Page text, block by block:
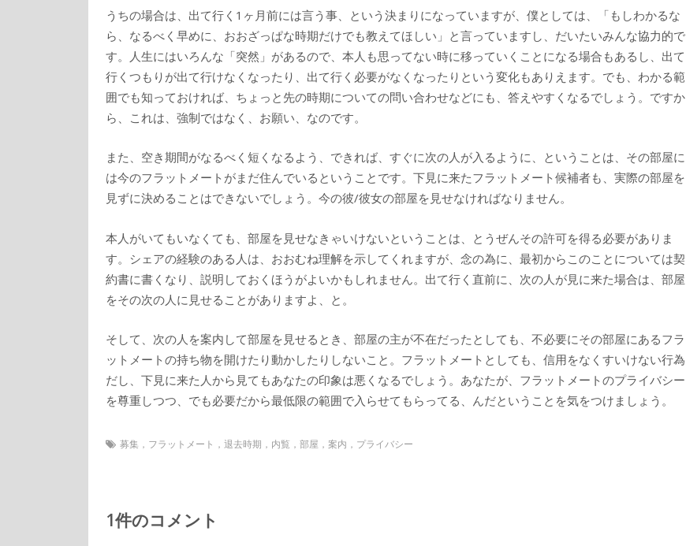
うちの場合は、出て行く1ヶ月前には言う事、という決まりになっていますが、僕としては、「もしわかるな
ら、なるべく早めに、おおざっぱな時期だけでも教えてほしい」と言っていますし、だいたいみんな協力的で
す。人生にはいろんな「突然」があるので、本人も思ってない時に移っていくことになる場合もあるし、出て
行くつもりが出て行けなくなったり、出て行く必要がなくなったりという変化もありえます。でも、わかる範
囲でも知っておければ、ちょっと先の時期についての問い合わせなどにも、答えやすくなるでしょう。ですか
ら、これは、強制ではなく、お願い、なのです。
また、空き期間がなるべく短くなるよう、できれば、すぐに次の人が入るように、ということは、その部屋に
は今のフラットメートがまだ住んでいるということです。下見に来たフラットメート候補者も、実際の部屋を
見ずに決めることはできないでしょう。今の彼/彼女の部屋を見せなければなりません。
本人がいてもいなくても、部屋を見せなきゃいけないということは、とうぜんその許可を得る必要がありま
す。シェアの経験のある人は、おおむね理解を示してくれますが、念の為に、最初からこのことについては契
約書に書くなり、説明しておくほうがよいかもしれません。出て行く直前に、次の人が見に来た場合は、部屋
をその次の人に見せることがありますよ、と。
そして、次の人を案内して部屋を見せるとき、部屋の主が不在だったとしても、不必要にその部屋にあるフラ
ットメートの持ち物を開けたり動かしたりしないこと。フラットメートとしても、信用をなくすいけない行為
だし、下見に来た人から見てもあなたの印象は悪くなるでしょう。あなたが、フラットメートのプライバシー
を尊重しつつ、でも必要だから最低限の範囲で入らせてもらってる、んだということを気をつけましょう。
募集，フラットメート，退去時期，内覧，部屋，案内，プライバシー
1件のコメント